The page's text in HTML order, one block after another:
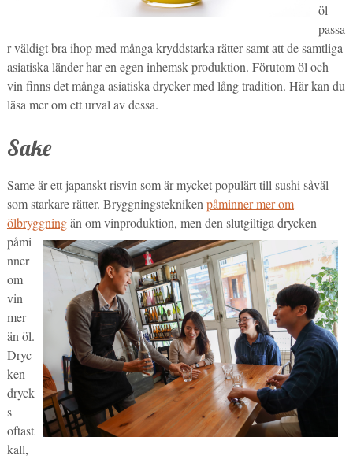
öl
passa
r väldigt bra ihop med många kryddstarka rätter samt att de samtliga
asiatiska länder har en egen inhemsk produktion. Förutom öl och
vin finns det många asiatiska drycker med lång tradition. Här kan du
läsa mer om ett urval av dessa.
Sake
Same är ett japanskt risvin som är mycket populärt till sushi såväl
som starkare rätter. Bryggningstekniken påminner mer om
ölbryggningän om vinproduktion, men den slutgiltiga drycken
påmi
nner
om
vin
mer
än öl.
Dryc
ken
dryck
s
oftast
kall,